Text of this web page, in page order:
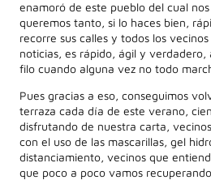
enamoró de este pueblo del cual
queremos tanto, si lo haces bien,
recorre sus calles y todos los
noticias, es rápido, ágil y
filo cuando alguna vez no todo
Pues gracias a eso, conseguimos
terraza cada día de este verano,
disfrutando de nuestra carta,
con el uso de las mascarillas, gel
distanciamiento, vecinos que
que poco a poco vamos